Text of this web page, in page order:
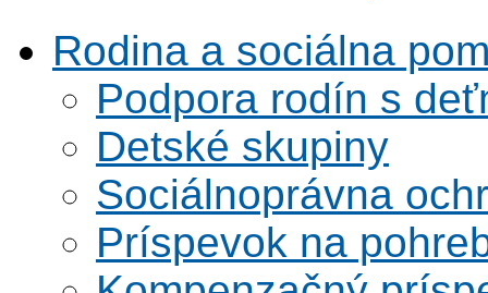
Rodina a sociálna
Podpora rodín s
Detské skupiny
Sociálnoprávna
Príspevok na